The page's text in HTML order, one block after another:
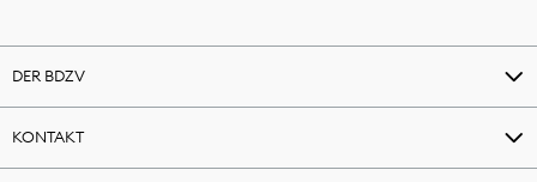
DER BDZV
KONTAKT